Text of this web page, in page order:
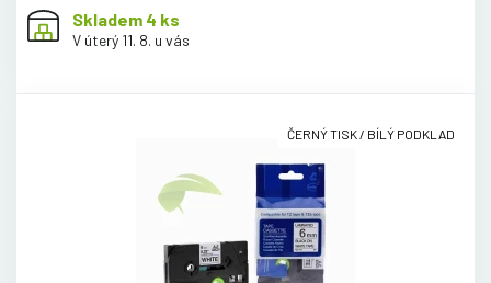
Skladem 4 ks
V úterý 11. 8. u vás
ČERNÝ TISK / BÍLÝ PODKLAD